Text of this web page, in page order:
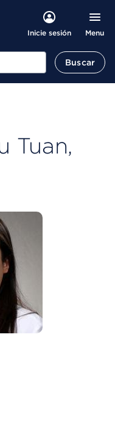
Inicie sesión Menu
Buscar
Tuan,